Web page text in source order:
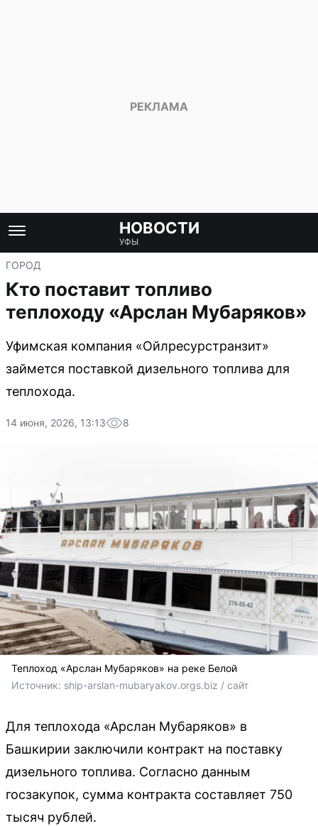
НОВОСТИ
УФЫ
ГОРОД
Кто поставит топливо
теплоходу «Арслан Мубаряков»
Уфимская компания «Ойлресурстранзит»
займется поставкой дизельного топлива для
теплохода.
14 июня, 2026, 13:13 8
Теплоход «Арслан Мубаряков» на реке Белой
Источник: ship-arslan-mubaryakov.orgs.biz / сайт
Для теплохода «Арслан Мубаряков» в
Башкирии заключили контракт на поставку
дизельного топлива. Согласно данным
госзакупок, сумма контракта составляет 750
тысяч рублей.